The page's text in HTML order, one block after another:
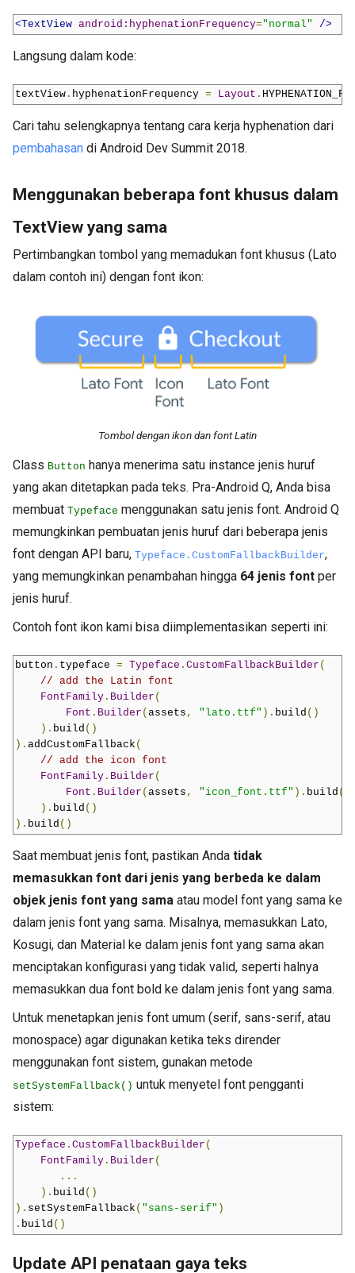
<TextView android:hyphenationFrequency="normal" />
Langsung dalam kode:
textView . hyphenationFrequency = Layout .
Cari tahu selengkapnya tentang cara kerja hyphenation dari
pembahasan di Android Dev Summit 2018.
Menggunakan beberapa font khusus dalam
TextView yang sama
Pertimbangkan tombol yang memadukan font khusus (Lato
dalam contoh ini) dengan font ikon:
Tombol dengan ikon dan font Latin
Class Button hanya menerima satu instance jenis huruf
yang akan ditetapkan pada teks. Pra-Android Q, Anda bisa
membuat Typeface menggunakan satu jenis font. Android Q
memungkinkan pembuatan jenis huruf dari beberapa jenis
font dengan API baru, Typeface.CustomFallbackBuilder,
yang memungkinkan penambahan hingga 64 jenis font per
jenis huruf.
Contoh font ikon kami bisa diimplementasikan seperti ini:
button . typeface = Typeface . CustomFallbackBuilder (
// add the Latin font
FontFamily . Builder (
Font . Builder ( assets , "lato.ttf" ). build ()
). build ()
). addCustomFallback (
// add the icon font
FontFamily . Builder (
Font . Builder ( assets , "icon_font.ttf" ). build ()
). build ()
). build ()
Saat membuat jenis font, pastikan Anda tidak
memasukkan font dari jenis yang berbeda ke dalam
objek jenis font yang sama atau model font yang sama ke
dalam jenis font yang sama. Misalnya, memasukkan Lato,
Kosugi, dan Material ke dalam jenis font yang sama akan
menciptakan konfigurasi yang tidak valid, seperti halnya
memasukkan dua font bold ke dalam jenis font yang sama.
Untuk menetapkan jenis font umum (serif, sans-serif, atau
monospace) agar digunakan ketika teks dirender
menggunakan font sistem, gunakan metode
setSystemFallback() untuk menyetel font pengganti
sistem:
Typeface . CustomFallbackBuilder (
FontFamily . Builder (
...
). build ()
). setSystemFallback ( "sans-serif" )
. build ()
Update API penataan gaya teks